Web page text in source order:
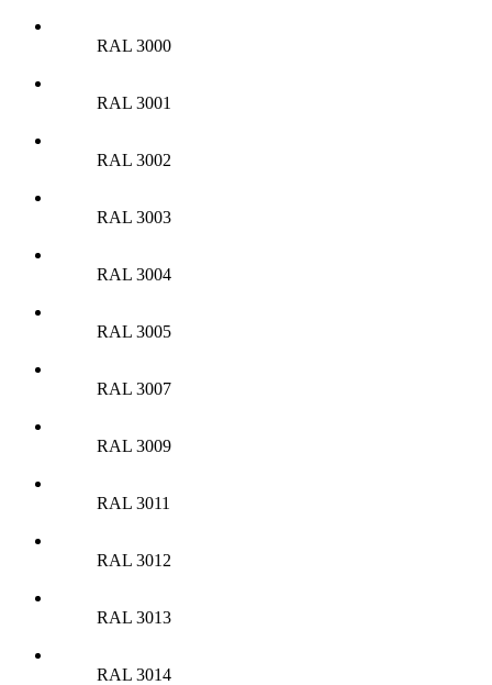
RAL 3000
RAL 3001
RAL 3002
RAL 3003
RAL 3004
RAL 3005
RAL 3007
RAL 3009
RAL 3011
RAL 3012
RAL 3013
RAL 3014